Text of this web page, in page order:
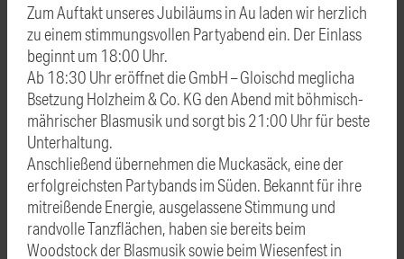
Zum Auftakt unseres Jubiläums in Au laden wir herzlich
zu einem stimmungsvollen Partyabend ein. Der Einlass
beginnt um 18:00 Uhr.
Ab 18:30 Uhr eröffnet die GmbH – Gloischd meglicha
Bsetzung Holzheim & Co. KG den Abend mit böhmisch-
mährischer Blasmusik und sorgt bis 21:00 Uhr für beste
Unterhaltung.
Anschließend übernehmen die Muckasäck, eine der
erfolgreichsten Partybands im Süden. Bekannt für ihre
mitreißende Energie, ausgelassene Stimmung und
randvolle Tanzflächen, haben sie bereits beim
Woodstock der Blasmusik sowie beim Wiesenfest in